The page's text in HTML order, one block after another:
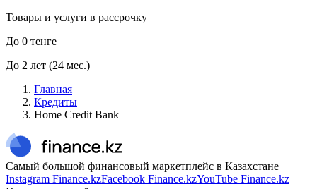
Товары и услуги в рассрочку
До 0 тенге
До 2 лет (24 мес.)
Главная
Кредиты
Home Credit Bank
Самый большой финансовый маркетплейс в Казахстане
Instagram Finance.kzFacebook Finance.kzYouTube Finance.kz